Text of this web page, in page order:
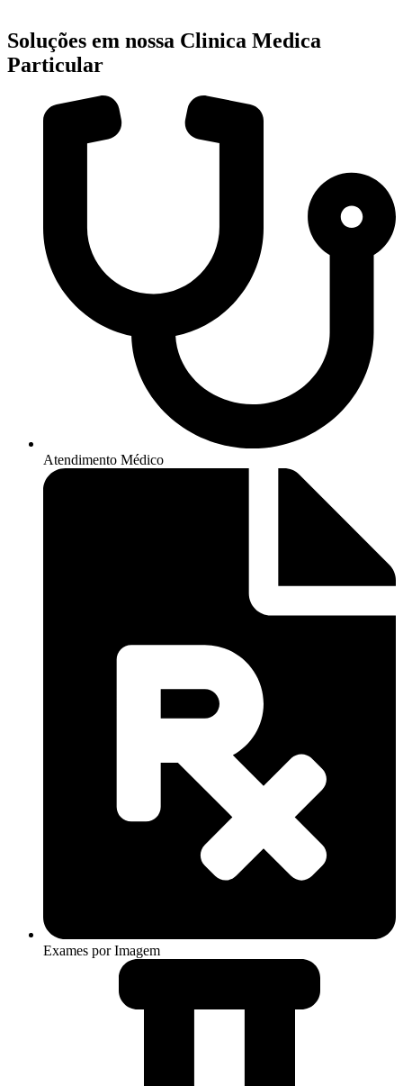
Soluções em nossa Clinica Medica
Particular
Atendimento Médico
Exames por Imagem